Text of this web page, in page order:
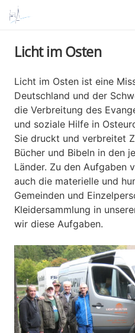
Licht im Osten
Licht im Osten ist eine
Deutschland und der
die Verbreitung des
und soziale Hilfe in
Sie druckt und verbreitet
Bücher und Bibeln in den
Länder. Zu den Aufgaben
auch die materielle und
Gemeinden und
Kleidersammlung in
wir diese Aufgaben.